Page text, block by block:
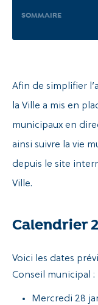
Afin de simplifier
la Ville a mis en
municipaux en
ainsi suivre la vie
depuis le site
Ville.
Calendrier
Voici les dates
Conseil municipal :
Mercredi 28
SOMMAIRE